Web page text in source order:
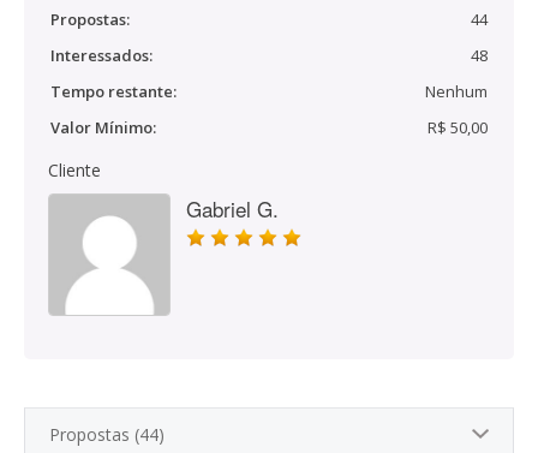
Propostas:
44
Interessados:
48
Tempo restante:
Nenhum
Valor Mínimo:
R$ 50,00
Cliente
Gabriel G.
Propostas (44)